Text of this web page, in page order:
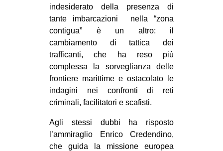
indesiderato della presenza di
tante imbarcazioni nella “zona
contigua” è un altro: il
cambiamento di tattica dei
trafficanti, che ha reso più
complessa la sorveglianza delle
frontiere marittime e ostacolato le
indagini nei confronti di reti
criminali, facilitatori e scafisti.
Agli stessi dubbi ha risposto
l’ammiraglio Enrico Credendino,
che guida la missione europea